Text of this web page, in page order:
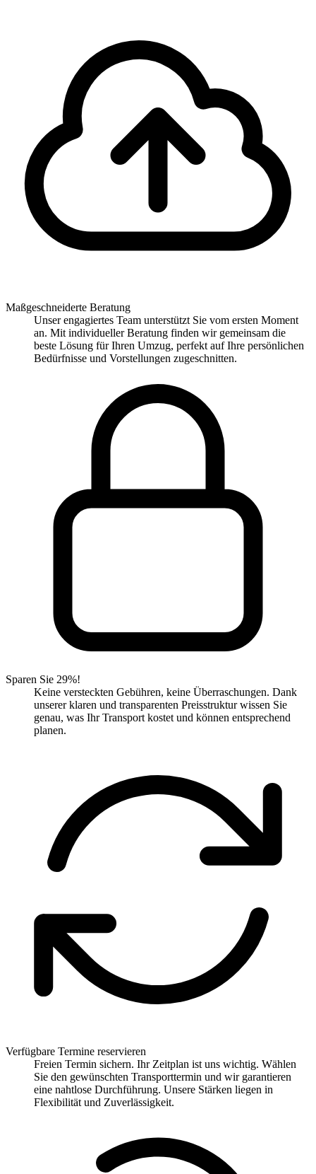
Maßgeschneiderte Beratung
Unser engagiertes Team unterstützt Sie vom ersten Moment
an. Mit individueller Beratung finden wir gemeinsam die
beste Lösung für Ihren Umzug, perfekt auf Ihre persönlichen
Bedürfnisse und Vorstellungen zugeschnitten.
Sparen Sie 29%!
Keine versteckten Gebühren, keine Überraschungen. Dank
unserer klaren und transparenten Preisstruktur wissen Sie
genau, was Ihr Transport kostet und können entsprechend
planen.
Verfügbare Termine reservieren
Freien Termin sichern. Ihr Zeitplan ist uns wichtig. Wählen
Sie den gewünschten Transporttermin und wir garantieren
eine nahtlose Durchführung. Unsere Stärken liegen in
Flexibilität und Zuverlässigkeit.